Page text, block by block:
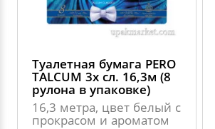
Туалетная бумага PERO
TALCUM 3х сл. 16,3м (8
рулона в упаковке)
16,3 метра, цвет белый с
прокрасом и ароматом